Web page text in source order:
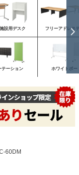
設用デスク フリーアドレス
テーション ホワイトボー
60DM